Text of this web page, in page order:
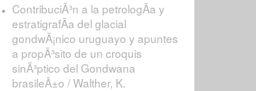
ContribuciÃ³n a la petrologÃ­a y
estratigrafÃ­a del glacial
gondwÃ¡nico uruguayo y apuntes
a propÃ³sito de un croquis
sinÃ³ptico del Gondwana
brasileÃ±o / Walther, K.